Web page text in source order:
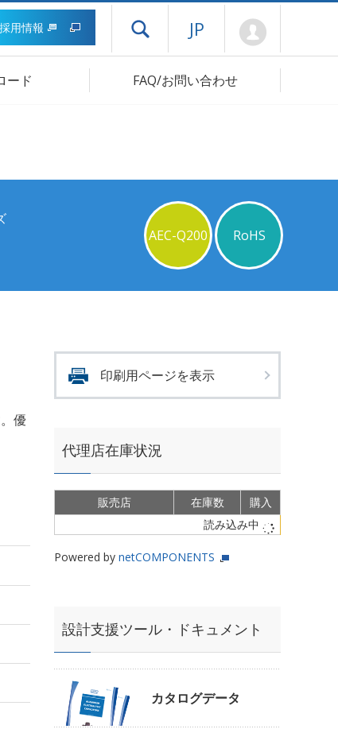
採用情報 ドロワーメニューを開く
JP
ード FAQ/お問い合わせ
AEC-Q200 RoHS
優
印刷用ページを表示
代理店在庫状況
販売店 在庫数
購入
読み込み中
Powered by netCOMPONENTS
設計支援ツール・ドキュメント
カタログデータ